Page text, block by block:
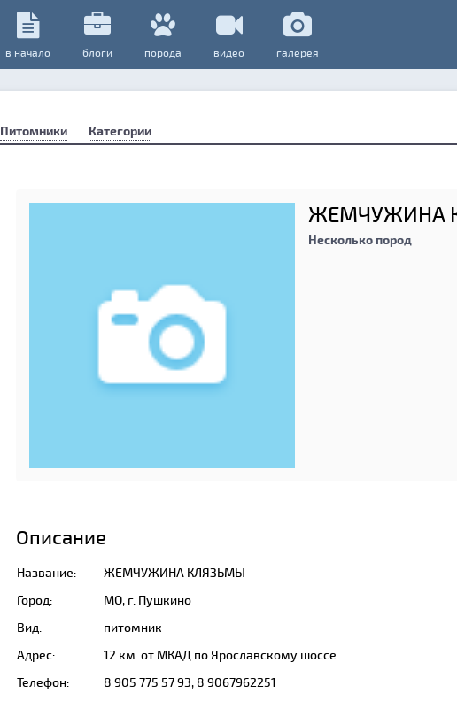
в начало блоги порода видео галерея
Питомники Категории
ЖЕМЧУЖИНА
Несколько пород
Описание
Название:
ЖЕМЧУЖИНА КЛЯЗЬМЫ
Город:
МО, г. Пушкино
Вид:
питомник
Адрес:
12 км. от МКАД по Ярославскому шоссе
Телефон:
8 905 775 57 93, 8 9067962251